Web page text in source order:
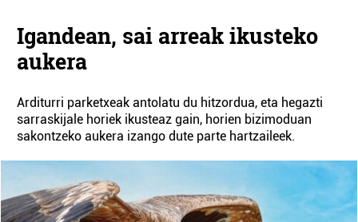
Igandean, sai arreak ikusteko
aukera
Arditurri parketxeak antolatu du hitzordua, eta hegazti
sarraskijale horiek ikusteaz gain, horien bizimoduan
sakontzeko aukera izango dute parte hartzaileek.